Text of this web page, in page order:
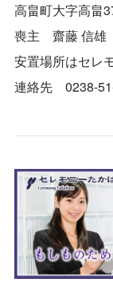
高畠町大字高畠
喪主 齋藤 信雄
安置場所はセレ
連絡先 0238-